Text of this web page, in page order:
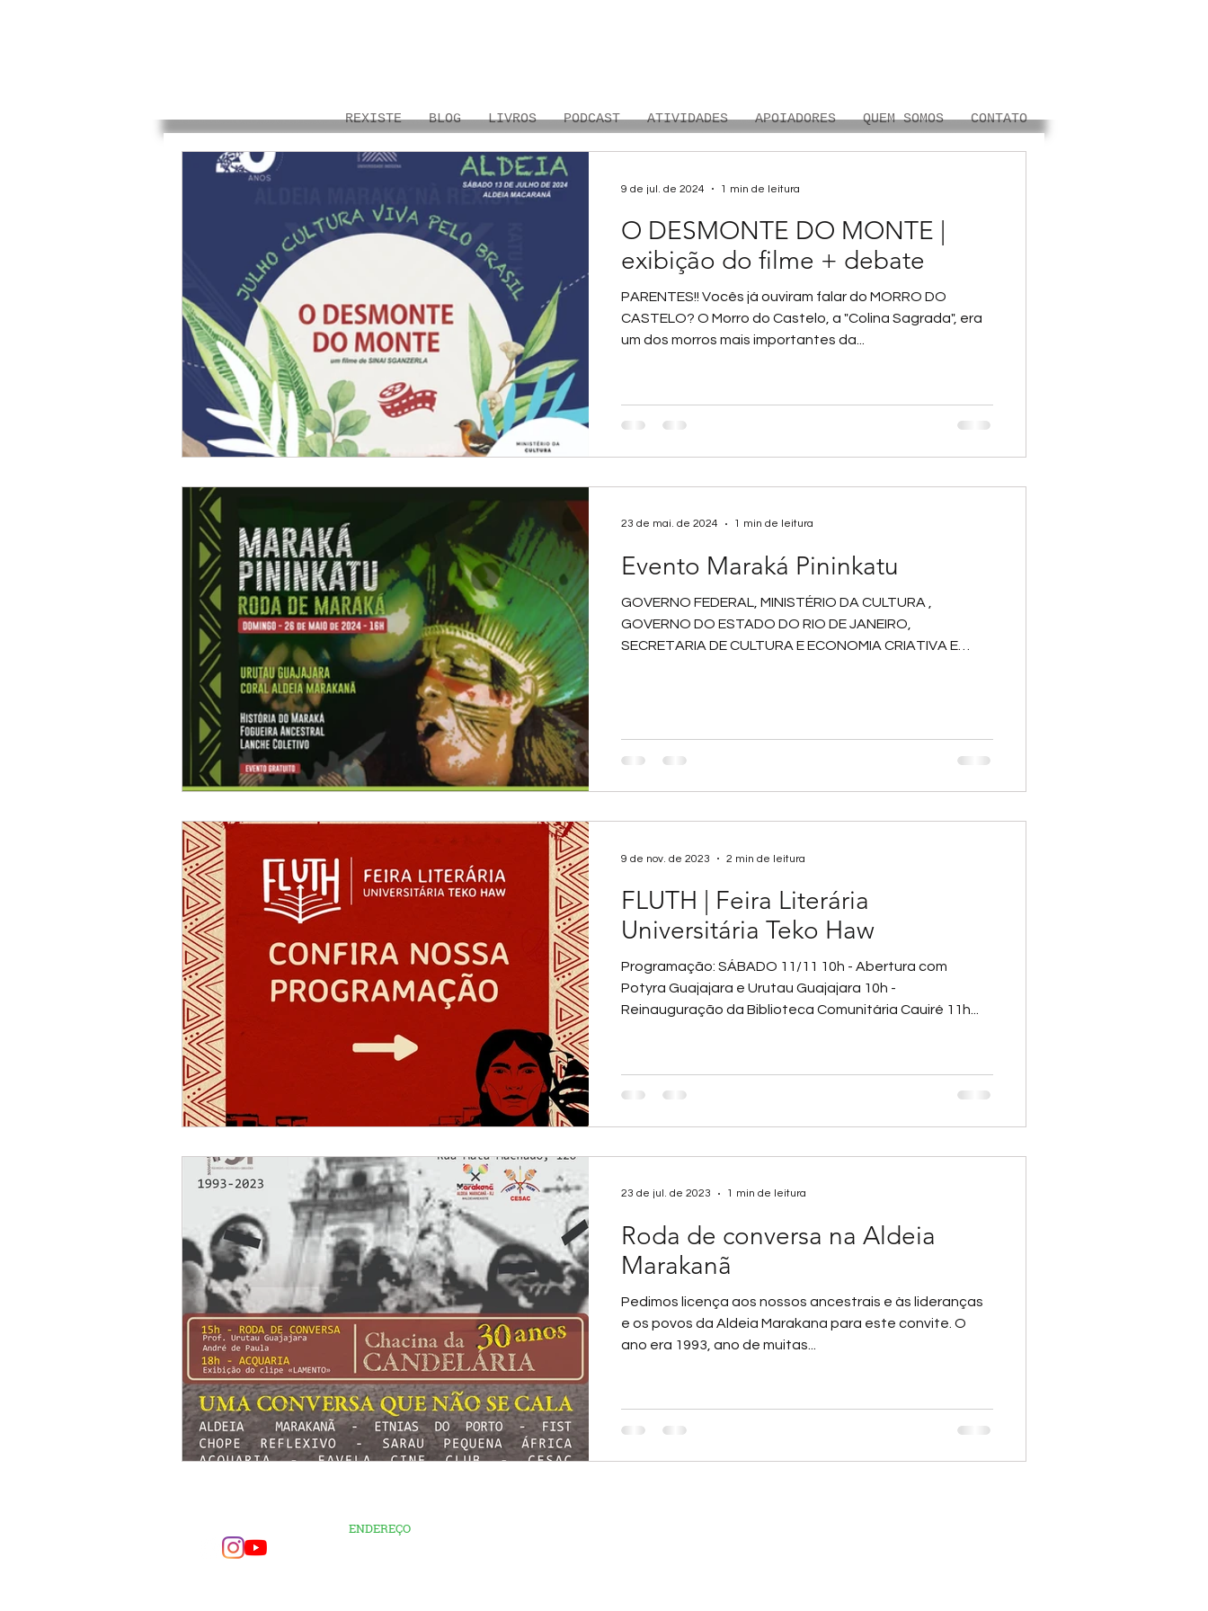
REXISTE BLOG LIVROS PODCAST ATIVIDADES APOIADORES QUEM SOMOS CONTATO
O DESMONTE DO MONTE |
exibição do filme + debate
PARENTES!! Vocês já ouviram falar do MORRO DO
CASTELO? O Morro do Castelo, a "Colina Sagrada", era
um dos morros mais importantes da...
9 de jul. de 2024 1 min de leitura
Evento Maraká Pininkatu
GOVERNO FEDERAL, MINISTÉRIO DA CULTURA ,
GOVERNO DO ESTADO DO RIO DE JANEIRO,
SECRETARIA DE CULTURA E ECONOMIA CRIATIVA E
23 de mai. de 2024 1 min de leitura
FLUTH | Feira Literária
Universitária Teko Haw
Programação: SÁBADO 11/11 10h - Abertura com
Potyra Guajajara e Urutau Guajajara 10h -
Reinauguração da Biblioteca Comunitária Cauiré 11h...
9 de nov. de 2023 2 min de leitura
Roda de conversa na Aldeia
Marakanã
Pedimos licença aos nossos ancestrais e às lideranças
e os povos da Aldeia Marakana para este convite. O
ano era 1993, ano de muitas...
23 de jul. de 2023 1 min de leitura
ENDEREÇO